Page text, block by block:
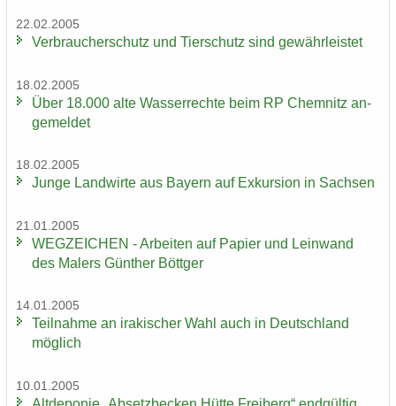
22.02.2005
Ver­brau­cher­schutz und Tier­schutz sind ge­währ­leis­tet
18.02.2005
Über 18.000 alte Was­ser­rech­te beim RP Chem­nitz an­
ge­mel­det
18.02.2005
Junge Land­wir­te aus Bay­ern auf Ex­kur­si­on in Sach­sen
21.01.2005
WEG­ZEI­CHEN - Ar­bei­ten auf Pa­pier und Lein­wand
des Ma­lers Gün­ther Bött­ger
14.01.2005
Teil­nah­me an ira­ki­scher Wahl auch in Deutsch­land
mög­lich
10.01.2005